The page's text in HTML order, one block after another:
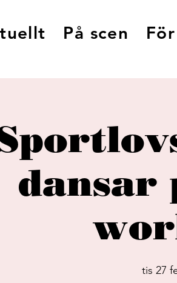
På scen
dansar
tis 27